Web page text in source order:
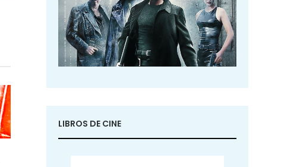
LIBROS DE CINE